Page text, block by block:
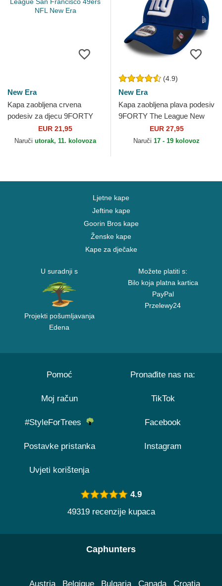
New Era
Kapa zaobljena crvena
podesiv za djecu 9FORTY
The League San Francisco
49ers NFL New Era
EUR 21,95
Naruči utorak, 11. kolovoza
(4.9)
New Era
Kapa zaobljena plava podesiv
9FORTY The League New
York Giants NFL New Era
EUR 27,95
Naruči 17 - 19 kolovoz
Ljetne kape
Jeftine kape
Goorin Bros kape
Ženske kape
Kape za dječake
U suradnji s
Projekti pošumljavanja
Edena
Možete platiti s:
Bilo koja platna kartica
PayPal
Przelewy24
Pomoć
Moj račun
#StyleForTrees
Postavke pristanka
Uvjeti korištenja
Pronađite nas na:
TikTok
Facebook
Instagram
4.9
49319 recenzije kupaca
Caphunters
Austria Belgique Bulgaria Canada Croatia